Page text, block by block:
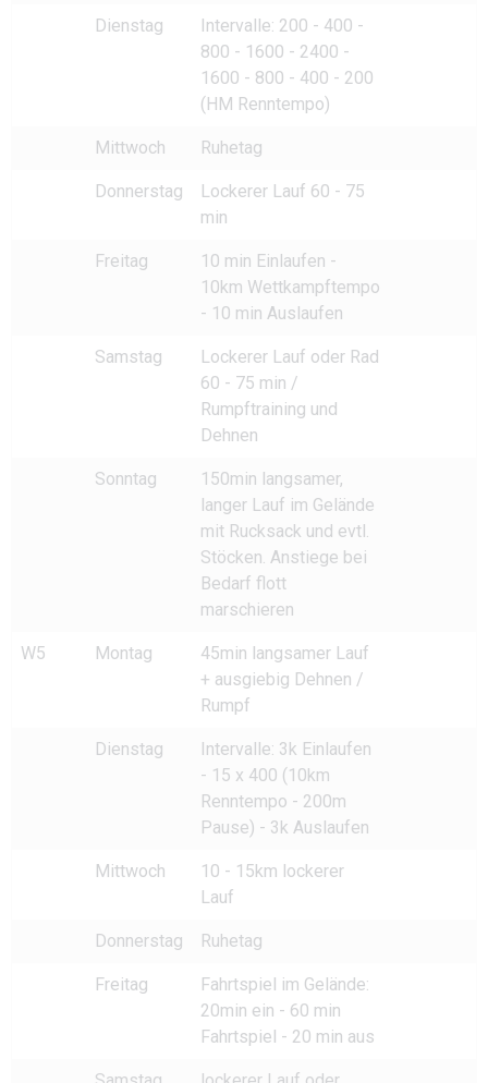
Dienstag
Intervalle: 200 - 400 -
800 - 1600 - 2400 -
1600 - 800 - 400 - 200
(HM Renntempo)
Mittwoch Ruhetag
Donnerstag
Lockerer Lauf 60 - 75
min
Freitag
10 min Einlaufen -
10km Wettkampftempo
- 10 min Auslaufen
Samstag
Lockerer Lauf oder Rad
60 - 75 min /
Rumpftraining und
Dehnen
Sonntag
150min langsamer,
langer Lauf im Gelände
mit Rucksack und evtl.
Stöcken. Anstiege bei
Bedarf flott
marschieren
W5 Montag
45min langsamer Lauf
+ ausgiebig Dehnen /
Rumpf
Dienstag
Intervalle: 3k Einlaufen
- 15 x 400 (10km
Renntempo - 200m
Pause) - 3k Auslaufen
Mittwoch
10 - 15km lockerer
Lauf
Donnerstag Ruhetag
Freitag
Fahrtspiel im Gelände:
20min ein - 60 min
Fahrtspiel - 20 min aus